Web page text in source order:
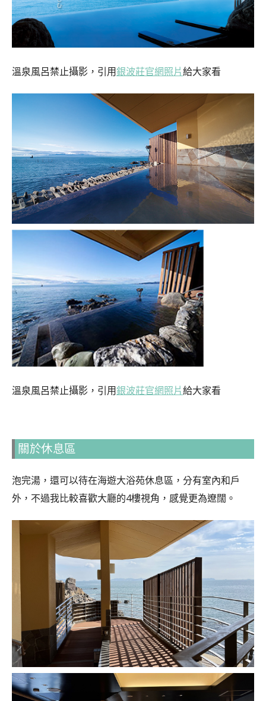
溫泉風呂禁止攝影，引用銀波莊官網照片給大家看
溫泉風呂禁止攝影，引用銀波莊官網照片給大家看
關於休息區
泡完湯，還可以待在海遊大浴苑休息區，分有室內和戶
外，不過我比較喜歡大廳的4樓視角，感覺更為遼闊。